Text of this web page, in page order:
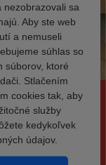
sa
Aby ste web
a nemuseli
súhlas so
súborov, ktoré
Stlačením
cookies tak, aby
služby
kedykoľvek
údajov.